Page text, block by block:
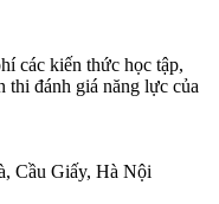
các kiến thức học tập,
đánh giá năng lực của
Cầu Giấy, Hà Nội